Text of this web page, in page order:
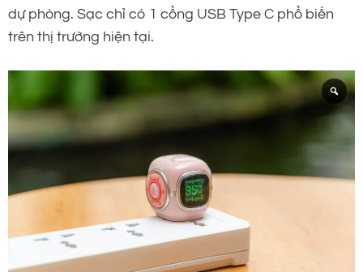
dự phòng. Sạc chỉ có 1 cổng USB Type C phổ biến
trên thị trường hiện tại.